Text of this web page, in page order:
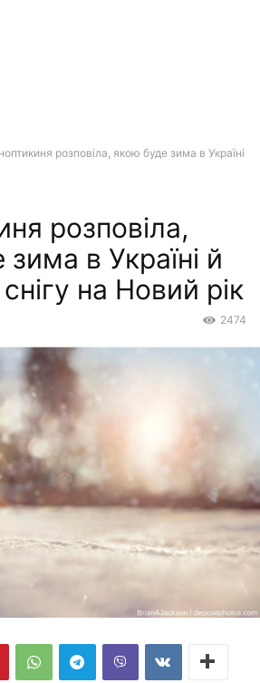
розповіла, якою буде зима в Україні
розповіла,
в Україні й
на Новий рік
2474